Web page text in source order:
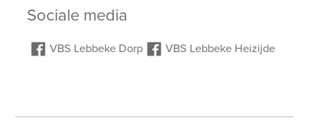
Sociale media
VBS Lebbeke Dorp VBS Lebbeke Heizijde